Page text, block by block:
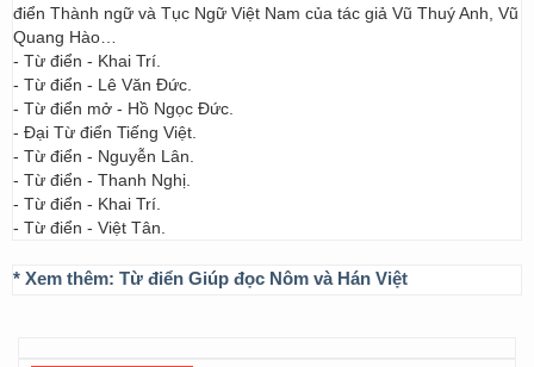
điển Thành ngữ và Tục Ngữ Việt Nam của tác giả Vũ Thuý Anh, Vũ
Quang Hào…
- Từ điển - Khai Trí.
- Từ điển - Lê Văn Đức.
- Từ điển mở - Hồ Ngọc Đức.
- Đại Từ điển Tiếng Việt.
- Từ điển - Nguyễn Lân.
- Từ điển - Thanh Nghị.
- Từ điển - Khai Trí.
- Từ điển - Việt Tân.
* Xem thêm: Từ điển Giúp đọc Nôm và Hán Việt